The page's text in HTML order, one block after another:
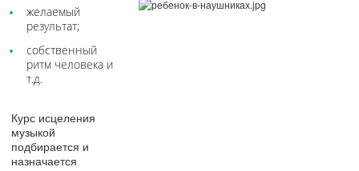
желаемый
результат;
собственный
ритм человека и
т.д.
Курс исцеления
музыкой
подбирается и
назначается